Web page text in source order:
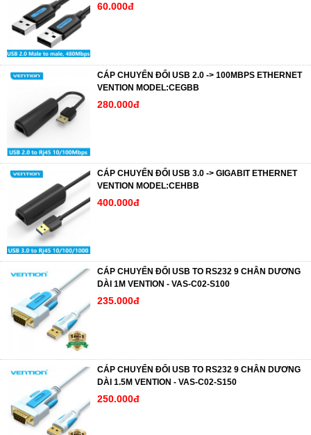
60.000đ
CÁP CHUYỂN ĐỔI USB 2.0 -> 100MBPS ETHERNET
VENTION MODEL:CEGBB
280.000đ
CÁP CHUYỂN ĐỔI USB 3.0 -> GIGABIT ETHERNET
VENTION MODEL:CEHBB
400.000đ
CÁP CHUYỂN ĐỔI USB TO RS232 9 CHÂN DƯƠNG
DÀI 1M VENTION - VAS-C02-S100
235.000đ
CÁP CHUYỂN ĐỔI USB TO RS232 9 CHÂN DƯƠNG
DÀI 1.5M VENTION - VAS-C02-S150
250.000đ